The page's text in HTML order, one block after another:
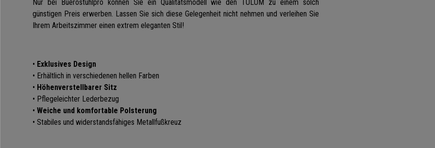
Nur bei Buerostuhlpro können Sie ein Qualitätsmodell wie den TULUM zu einem solch
günstigen Preis erwerben. Lassen Sie sich diese Gelegenheit nicht nehmen und verleihen Sie
Ihrem Arbeitszimmer einen extrem eleganten Stil!
• Exklusives Design
• Erhältlich in verschiedenen hellen Farben
• Höhenverstellbarer Sitz
• Pflegeleichter Lederbezug
• Weiche und komfortable Polsterung
• Stabiles und widerstandsfähiges Metallfußkreuz